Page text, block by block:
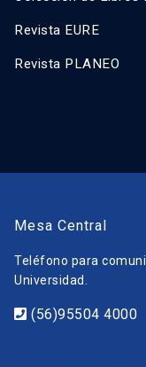
Revista EURE
Revista PLANEO
Mesa Central
Teléfono para
Universidad.
(56)95504 4000